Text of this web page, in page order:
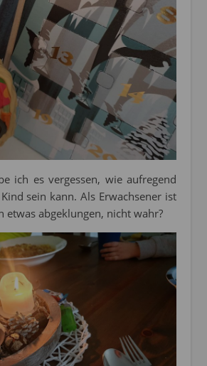
ich es vergessen, wie aufregend
sein kann. Als Erwachsener ist
etwas abgeklungen, nicht wahr?